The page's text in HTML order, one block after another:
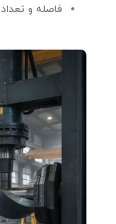
فاصله و